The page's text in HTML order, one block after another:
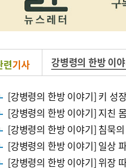
련기사 강병령의 한방 이
[강병령의 한방 이야기] 키 성
[강병령의 한방 이야기] 지친
[강병령의 한방 이야기] 침묵
[강병령의 한방 이야기] 일상
[강병령의 한방 이야기] 위장